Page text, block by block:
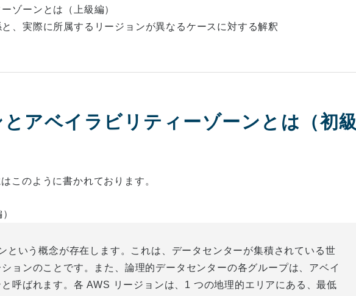
ゾーンとは（上級編）
、実際に所属するリージョンが異なるケースに対する解釈
とアベイラビリティーゾーンとは（初級
このように書かれております。
という概念が存在します。これは、データセンターが集積されている世
ョンのことです。また、論理的データセンターの各グループは、アベイ
呼ばれます。各 AWS リージョンは、1 つの地理的エリアにある、最低